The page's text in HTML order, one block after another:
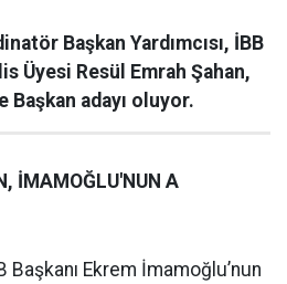
Başkan Yardımcısı, İBB
Üyesi Resül Emrah Şahan,
Başkan adayı oluyor.
İMAMOĞLU'NUN A
Başkanı Ekrem İmamoğlu’nun